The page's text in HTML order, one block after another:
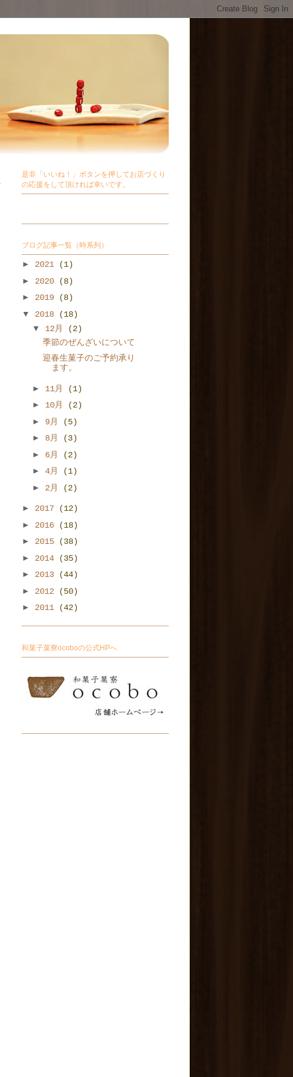
是非「いいね！」ボタンを押してお店づくり
の応援をして頂ければ幸いです。
ブログ記事一覧（時系列）
► 2021
(1)
► 2020
(8)
► 2019
(8)
▼ 2018
(18)
▼ 12月
(2)
季節のぜんざいについて
迎春生菓子のご予約承り
ます。
► 11月
(1)
► 10月
(2)
► 9月
(5)
► 8月
(3)
► 6月
(2)
► 4月
(1)
► 2月 (2)
► 2017
(12)
► 2016
(18)
► 2015
(38)
► 2014
(35)
► 2013
(44)
► 2012
(50)
► 2011 (42)
和菓子菓寮ocoboの公式HPへ